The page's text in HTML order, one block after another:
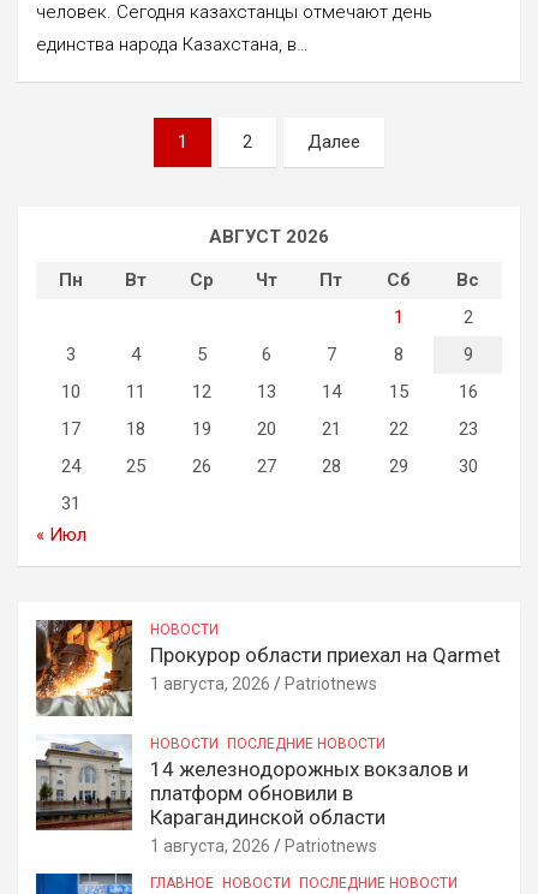
человек. Сегодня казахстанцы отмечают день
единства народа Казахстана, в…
1 2 Далее
АВГУСТ 2026
Пн
Вт Ср Чт Пт Сб
Вс
1
2
3
4 5 6 7 8
9
10
11 12 13 14 15
16
17
18 19 20 21 22
23
24
25 26 27 28 29
30
31
« Июл
НОВОСТИ
Прокурор области приехал на Qarmet
1 августа, 2026 Patriotnews
НОВОСТИ ПОСЛЕДНИЕ НОВОСТИ
14 железнодорожных вокзалов и
платформ обновили в
Карагандинской области
1 августа, 2026 Patriotnews
ГЛАВНОЕ НОВОСТИ ПОСЛЕДНИЕ НОВОСТИ